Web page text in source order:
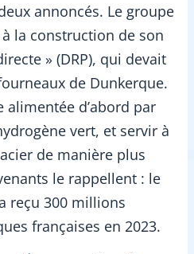
annoncés. Le groupe
la construction de son
» (DRP), qui devait
de Dunkerque.
alimentée d’abord par
vert, et servir à
de manière plus
le rappellent : le
reçu 300 millions
françaises en 2023.